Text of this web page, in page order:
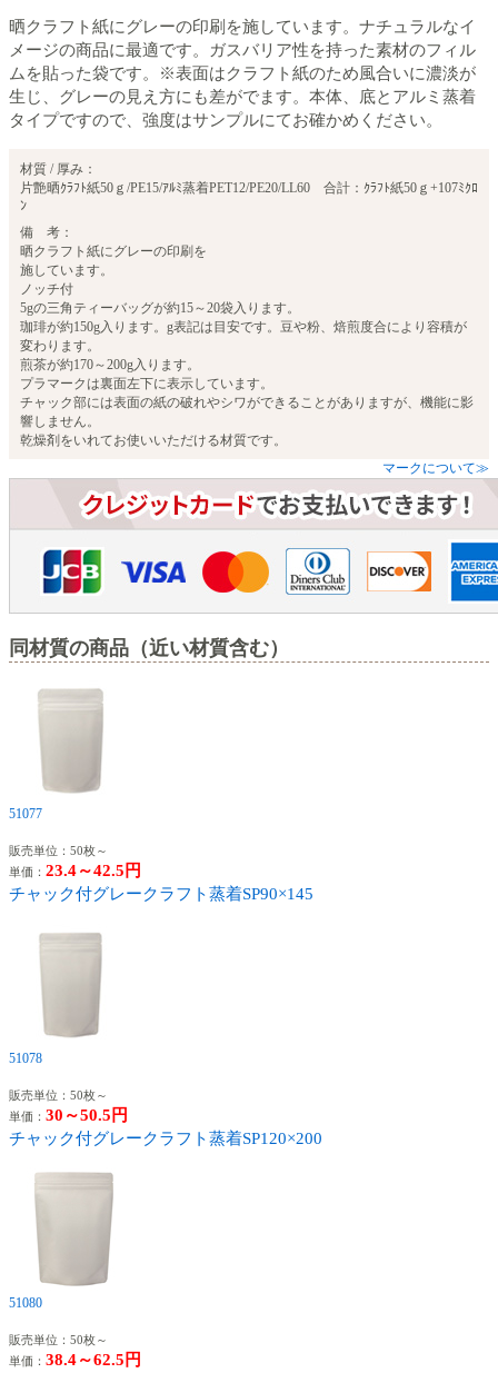
晒クラフト紙にグレーの印刷を施しています。ナチュラルなイ
メージの商品に最適です。ガスバリア性を持った素材のフィル
ムを貼った袋です。※表面はクラフト紙のため風合いに濃淡が
生じ、グレーの見え方にも差がでます。本体、底とアルミ蒸着
タイプですので、強度はサンプルにてお確かめください。
材質 / 厚み：
片艶晒ｸﾗﾌﾄ紙50ｇ/PE15/ｱﾙﾐ蒸着PET12/PE20/LL60 合計：ｸﾗﾌﾄ紙50ｇ+107ﾐｸﾛ
ﾝ
備 考：
晒クラフト紙にグレーの印刷を
施しています。
ノッチ付
5gの三角ティーバッグが約15～20袋入ります。
珈琲が約150g入ります。g表記は目安です。豆や粉、焙煎度合により容積が
変わります。
煎茶が約170～200g入ります。
プラマークは裏面左下に表示しています。
チャック部には表面の紙の破れやシワができることがありますが、機能に影
響しません。
乾燥剤をいれてお使いいただける材質です。
マークについて≫
同材質の商品（近い材質含む）
51077
販売単位：50枚～
単価： 23.4～42.5円
チャック付グレークラフト蒸着SP90×145
51078
販売単位：50枚～
単価： 30～50.5円
チャック付グレークラフト蒸着SP120×200
51080
販売単位：50枚～
単価： 38.4～62.5円